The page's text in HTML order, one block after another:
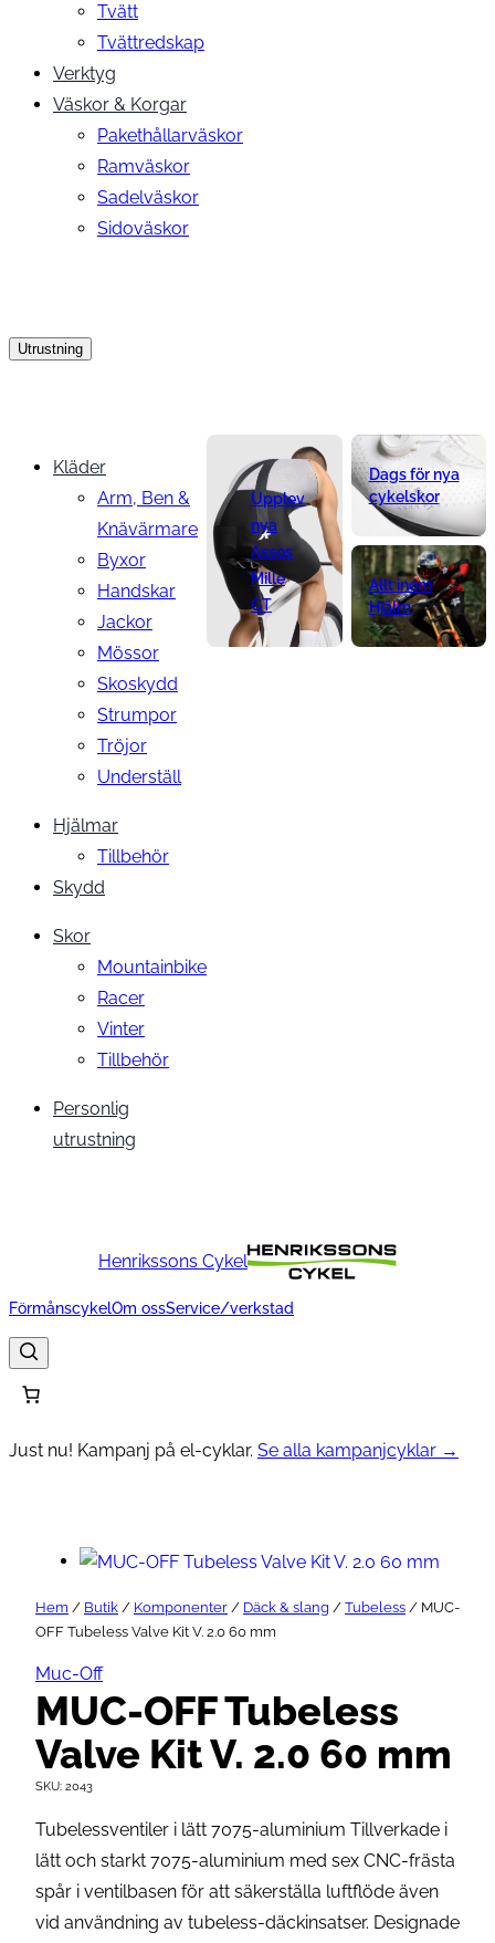
Tvätt
Tvättredskap
Verktyg
Väskor & Korgar
Pakethållarväskor
Ramväskor
Sadelväskor
Sidoväskor
Utrustning
Kläder
Arm, Ben &
Knävärmare
Byxor
Handskar
Jackor
Mössor
Skoskydd
Strumpor
Tröjor
Underställ
Hjälmar
Tillbehör
Skydd
Skor
Mountainbike
Racer
Vinter
Tillbehör
Personlig
utrustning
Upplev
nya
Assos
Mille
GT
Dags för nya
cykelskor
Allt inom
Hjälm
Henrikssons Cykel
FörmånscykelOm ossService/verkstad
Just nu! Kampanj på el-cyklar. Se alla kampanjcyklar →
Hem / Butik / Komponenter / Däck & slang / Tubeless / MUC-
OFF Tubeless Valve Kit V. 2.0 60 mm
Muc-Off
MUC-OFF Tubeless
Valve Kit V. 2.0 60 mm
SKU: 2043
Tubelessventiler i lätt 7075-aluminium Tillverkade i
lätt och starkt 7075-aluminium med sex CNC-frästa
spår i ventilbasen för att säkerställa luftflöde även
vid användning av tubeless-däckinsatser. Designade